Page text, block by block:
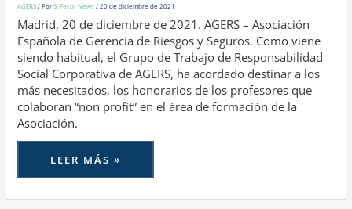
AGERS/ PorS. Fecor News/20 de diciembre de 2021
Madrid, 20 de diciembre de 2021. AGERS – Asociación
Española de Gerencia de Riesgos y Seguros. Como viene
siendo habitual, el Grupo de Trabajo de Responsabilidad
Social Corporativa de AGERS, ha acordado destinar a los
más necesitados, los honorarios de los profesores que
colaboran “non profit” en el área de formación de la
Asociación.
LEER MÁS »